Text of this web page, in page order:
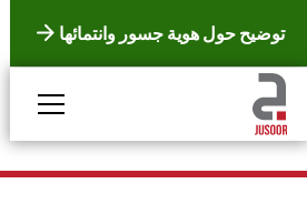
توضيح حول هوية جسور وانتمائها